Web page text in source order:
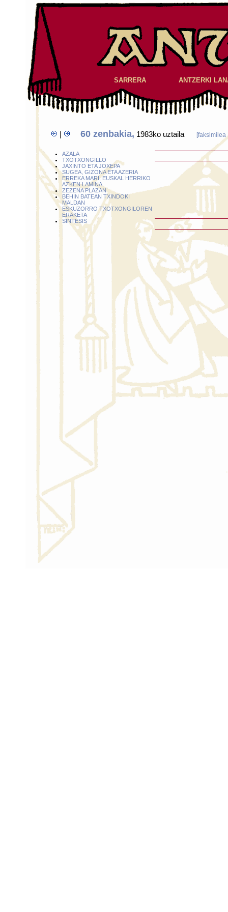
SARRERA ANTZERKI
| 60 zenbakia, 1983ko uztaila [faksimilea
AZALA
TXOTXONGILLO
JAXINTO ETA JOXEPA
SUGEA, GIZONA ETA AZERIA
ERREKA MARI, EUSKAL HERRIKO
AZKEN LAMINA
ZEZENA PLAZAN
BEHIN BATEAN TXINDOKI
MALDAN
ESKUZORRO TXOTXONGILOREN
ERAKETA
SINTESIS